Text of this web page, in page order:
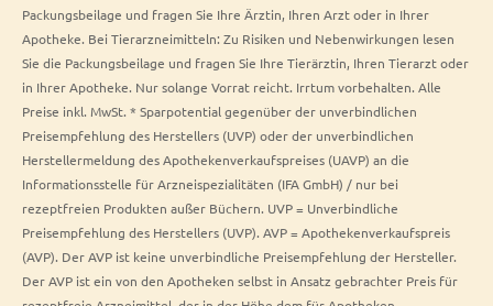
Packungsbeilage und fragen Sie Ihre Ärztin, Ihren Arzt oder in Ihrer
Apotheke. Bei Tierarzneimitteln: Zu Risiken und Nebenwirkungen lesen
Sie die Packungsbeilage und fragen Sie Ihre Tierärztin, Ihren Tierarzt oder
in Ihrer Apotheke. Nur solange Vorrat reicht. Irrtum vorbehalten. Alle
Preise inkl. MwSt. * Sparpotential gegenüber der unverbindlichen
Preisempfehlung des Herstellers (UVP) oder der unverbindlichen
Herstellermeldung des Apothekenverkaufspreises (UAVP) an die
Informationsstelle für Arzneispezialitäten (IFA GmbH) / nur bei
rezeptfreien Produkten außer Büchern. UVP = Unverbindliche
Preisempfehlung des Herstellers (UVP). AVP = Apothekenverkaufspreis
(AVP). Der AVP ist keine unverbindliche Preisempfehlung der Hersteller.
Der AVP ist ein von den Apotheken selbst in Ansatz gebrachter Preis für